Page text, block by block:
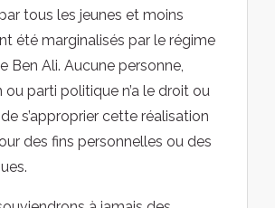
tous les jeunes et moins
été marginalisés par le régime
Ben Ali. Aucune personne,
parti politique n’a le droit ou
s’approprier cette réalisation
des fins personnelles ou des